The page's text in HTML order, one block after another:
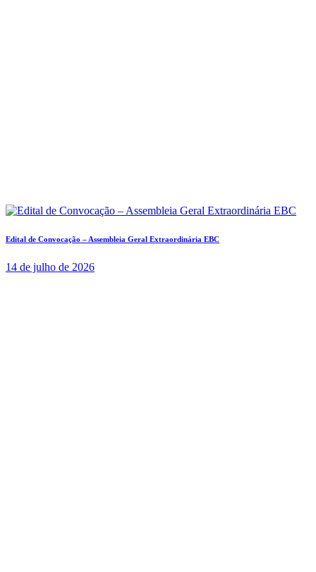
Edital de Convocação – Assembleia Geral Extraordinária EBC
14 de julho de 2026